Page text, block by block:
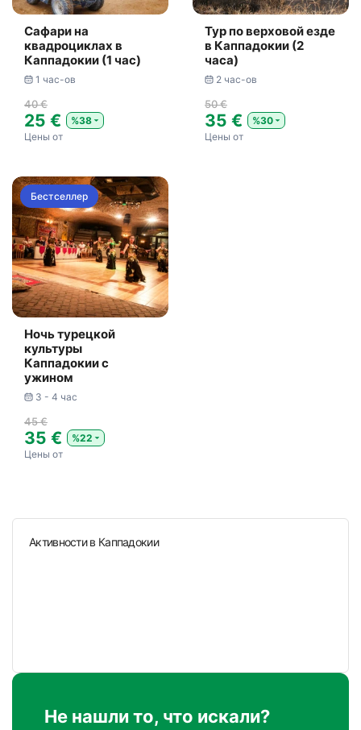
Сафари на
квадроциклах в
Каппадокии (1 час)
1 час-ов
40 €
25 €
%38
Цены от
Тур по верховой езде
в Каппадокии (2
часа)
2 час-ов
50 €
35 €
%30
Цены от
Бестселлер
Ночь турецкой
культуры
Каппадокии с
ужином
3 - 4 час
45 €
35 €
%22
Цены от
Активности в Каппадокии
Не нашли то, что искали?